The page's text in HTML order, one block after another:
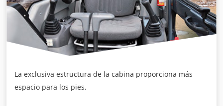
La exclusiva estructura de la cabina proporciona más
espacio para los pies.